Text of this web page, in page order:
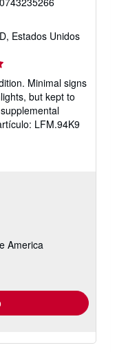
Estados Unidos
Minimal signs
but kept to
LFM.94K9
America